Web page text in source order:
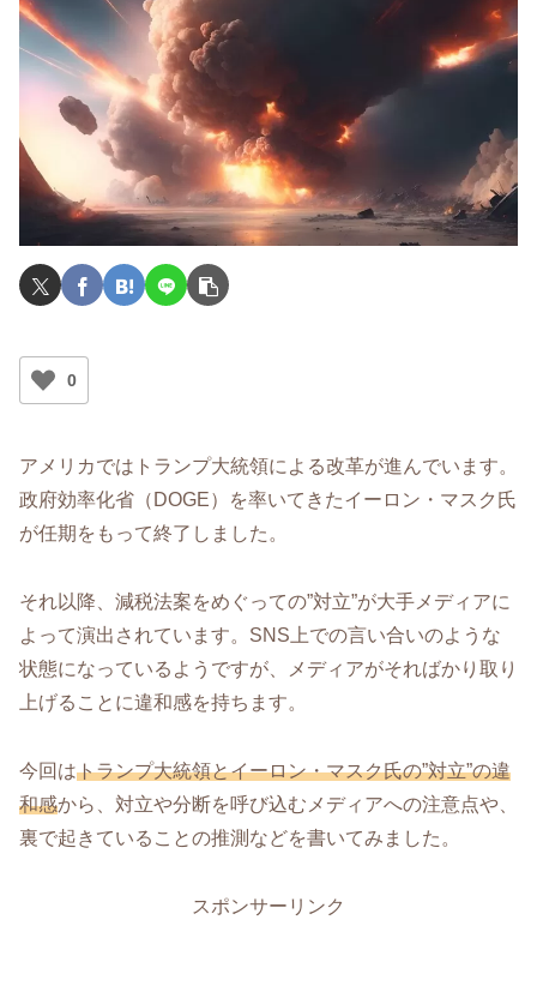
0
アメリカではトランプ大統領による改革が進んでいます。
政府効率化省（DOGE）を率いてきたイーロン・マスク氏
が任期をもって終了しました。
それ以降、減税法案をめぐっての”対立”が大手メディアに
よって演出されています。SNS上での言い合いのような
状態になっているようですが、メディアがそればかり取り
上げることに違和感を持ちます。
今回はトランプ大統領とイーロン・マスク氏の”対立”の違
和感から、対立や分断を呼び込むメディアへの注意点や、
裏で起きていることの推測などを書いてみました。
スポンサーリンク